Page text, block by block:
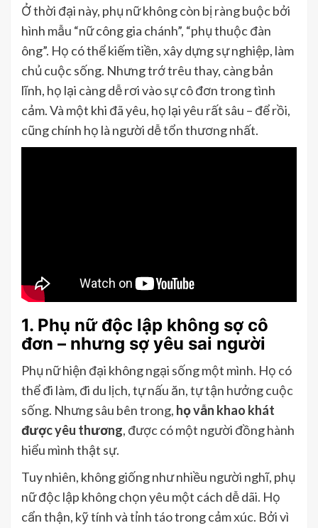
Ở thời đại này, phụ nữ không còn bị ràng buộc bởi
hình mẫu “nữ công gia chánh”, “phụ thuộc đàn
ông”. Họ có thể kiếm tiền, xây dựng sự nghiệp, làm
chủ cuộc sống. Nhưng trớ trêu thay, càng bản
lĩnh, họ lại càng dễ rơi vào sự cô đơn trong tình
cảm. Và một khi đã yêu, họ lại yêu rất sâu – để rồi,
cũng chính họ là người dễ tổn thương nhất.
1. Phụ nữ độc lập không sợ cô
đơn – nhưng sợ yêu sai người
Phụ nữ hiện đại không ngại sống một mình. Họ có
thể đi làm, đi du lịch, tự nấu ăn, tự tận hưởng cuộc
sống. Nhưng sâu bên trong, họ vẫn khao khát
được yêu thương, được có một người đồng hành
hiểu mình thật sự.
Tuy nhiên, không giống như nhiều người nghĩ, phụ
nữ độc lập không chọn yêu một cách dễ dãi. Họ
cẩn thận, kỹ tính và tỉnh táo trong cảm xúc. Bởi vì